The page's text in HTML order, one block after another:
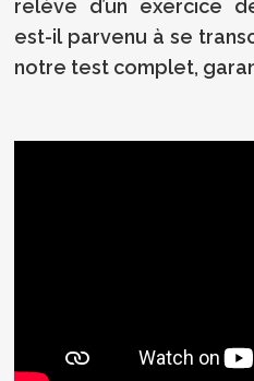
relève d’un exercice
est-il parvenu à se
notre test complet,